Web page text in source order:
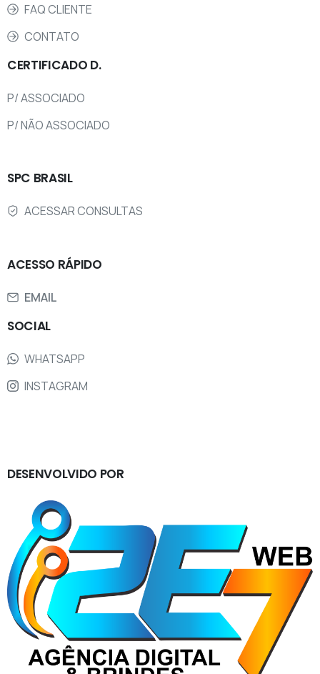
FAQ CLIENTE
CONTATO
CERTIFICADO D.
P/ ASSOCIADO
P/ NÃO ASSOCIADO
SPC BRASIL
ACESSAR CONSULTAS
ACESSO RÁPIDO
EMAIL
SOCIAL
WHATSAPP
INSTAGRAM
DESENVOLVIDO POR